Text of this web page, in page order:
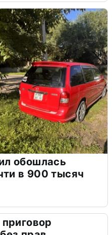
обошлась
в 900 тысяч